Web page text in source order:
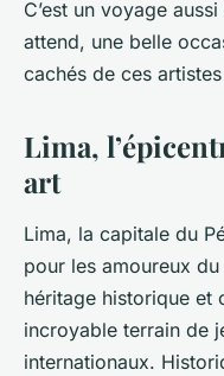
C’est un voyage
attend, une belle
cachés de ces
Lima,
art
Lima, la capitale du
pour les amoureux
héritage historique et
incroyable terrain de
internationaux.